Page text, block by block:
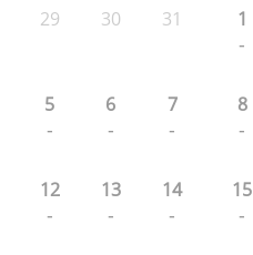
29 30 31 1
-
5
-
6
-
7
-
8
-
12
-
13
-
14
-
15
-